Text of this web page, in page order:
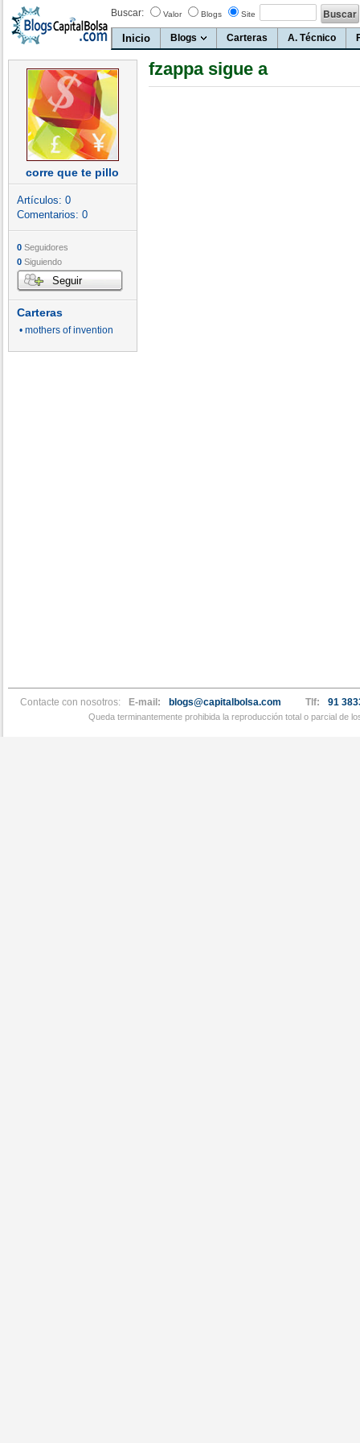
Buscar: Valor Blogs Site
Inicio Blogs Carteras A. Técnico
corre que te pillo
Artículos: 0
Comentarios: 0
0 Seguidores
0 Siguiendo
Seguir
Carteras
• mothers of invention
fzappa sigue a
Contacte con nosotros: E-mail: blogs@capitalbolsa.com Tlf: 91
Queda terminantemente prohibida la reproducción total o parcial de